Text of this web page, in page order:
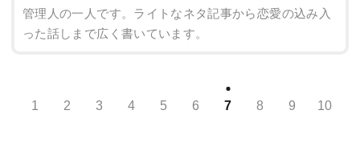
管理人の一人です。ライトなネタ記事から恋愛の込み入
った話しまで広く書いています。
1 2 3 4 5 6 7 8 9 10